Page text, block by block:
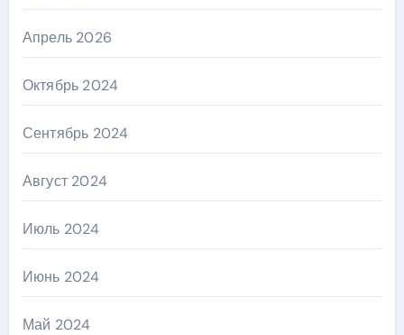
Апрель 2026
Октябрь 2024
Сентябрь 2024
Август 2024
Июль 2024
Июнь 2024
Май 2024